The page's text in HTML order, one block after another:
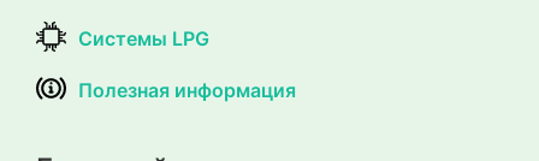
Системы LPG
Полезная информация